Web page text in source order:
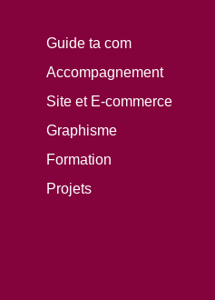
Guide ta com
Accompagnement
Site et E-commerce
Graphisme
Formation
Projets